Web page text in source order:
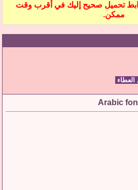
تحميل صحيح إليك في أقرب وقت
ممكن.